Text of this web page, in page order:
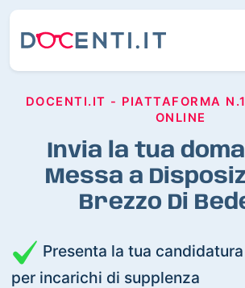
DOCENTI.IT - PIATTAFORMA
ONLINE
Invia la tua
Messa a
Brezzo Di
Presenta la tua
per incarichi di supplenza